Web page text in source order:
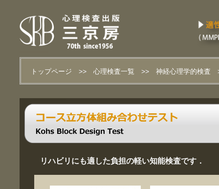
トップページ >> 心理検査一覧 >> 神経心理学的検査
リハビリにも適した負担の軽い知能検査です．